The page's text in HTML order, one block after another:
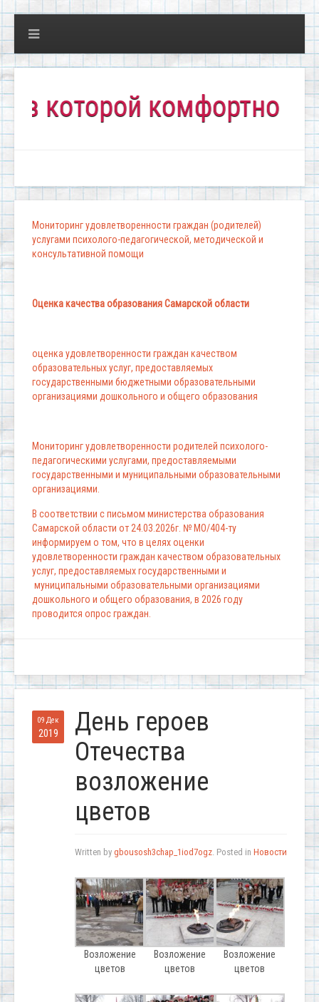
комфортно всем!"
Мониторинг удовлетворенности граждан (родителей)
услугами психолого-педагогической, методической и
консультативной помощи
Оценка качества образования Самарской области
оценка удовлетворенности граждан качеством
образовательных услуг, предоставляемых
государственными бюджетными образовательными
организациями дошкольного и общего образования
Мониторинг удовлетворенности родителей психолого-
педагогическими услугами, предоставляемыми
государственными и муниципальными образовательными
организациями.
В соответствии с письмом министерства образования
Самарской области от 24.03.2026г. № МО/404-ту
информируем о том, что в целях оценки
удовлетворенности граждан качеством образовательных
услуг, предоставляемых государственными и
муниципальными образовательными организациями
дошкольного и общего образования, в 2026 году
проводится опрос граждан.
09 Дек
2019
День героев
Отечества
возложение
цветов
Written by gbousosh3chap_1iod7ogz. Posted in Новости
Возложение
цветов
Возложение
цветов
Возложение
цветов